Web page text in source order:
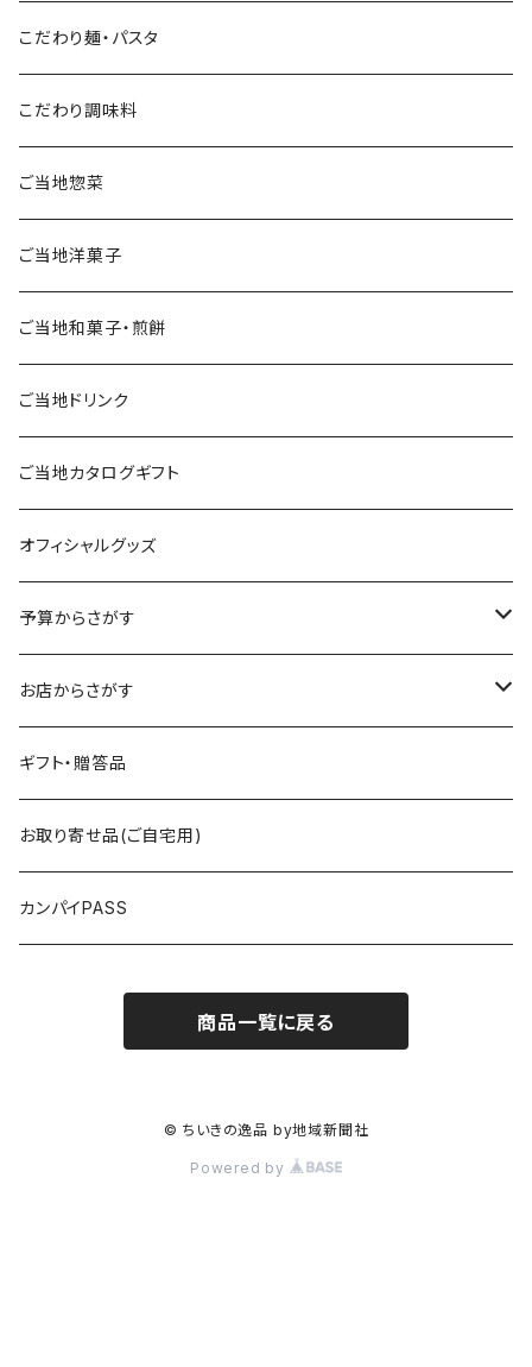
こだわり麺・パスタ
こだわり調味料
ご当地惣菜
ご当地洋菓子
ご当地和菓子・煎餅
ご当地ドリンク
ご当地カタログギフト
オフィシャルグッズ
予算からさがす
～2,500円
～4,000円
～5,000円
5,000円以上
お店からさがす
飯村養蜂
海光物産
まるい鮮魚店
GIBIER JAPON（ジビエジャポン）
グリーンポート・エージェンシー
ギフト・贈答品
お取り寄せ品(ご自宅用)
カンパイPASS
商品一覧に戻る
© ちいきの逸品 by地域新聞社
Powered by